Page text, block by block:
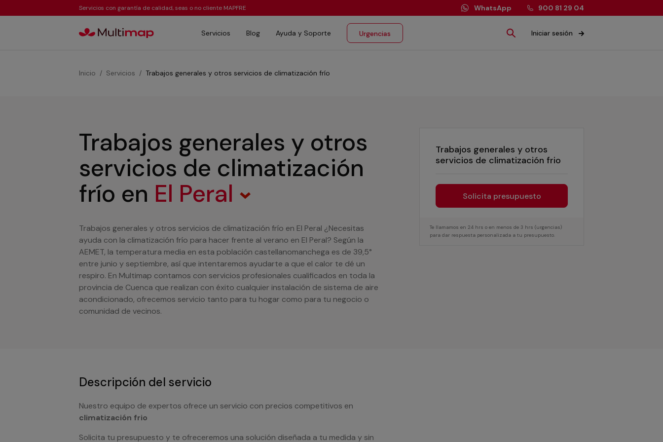
Servicios con garantía de calidad, seas o no cliente MAPFRE WhatsApp 900 81 29 04
Servicios Blog Ayuda y Soporte Urgencias Iniciar sesión
Inicio Servicios Trabajos generales y otros servicios de climatización frío
Trabajos generales y otros
servicios de climatización frio
Solicita presupuesto
Te llamamos en 24 hrs o en menos de 3 hrs (urgencias)
para dar respuesta personalizada a tu presupuesto.
Trabajos generales y otros
servicios de climatización
frío en El Peral
Trabajos generales y otros servicios de climatización frío en El Peral ¿Necesitas
ayuda con la climatización frío para hacer frente al verano en El Peral? Según la
AEMET, la temperatura media en esta población castellanomanchega es de 39,5°
entre junio y septiembre, así que intentaremos ayudarte a que el calor te dé un
respiro. En Multimap contamos con servicios profesionales cualificados en toda la
provincia de Cuenca que realizan con éxito cualquier instalación de sistema de aire
acondicionado, ofrecemos servicio tanto para tu hogar como para tu negocio o
comunidad de vecinos.
Descripción del servicio
Nuestro equipo de expertos ofrece un servicio con precios competitivos en
climatización frio
Solicita tu presupuesto y te ofreceremos una solución diseñada a tu medida y sin